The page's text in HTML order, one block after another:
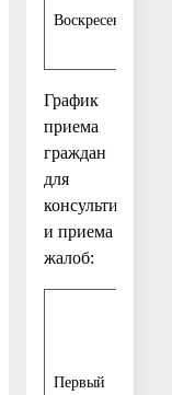
Воскресенье:
График
приема
граждан
для
консультирования
и приема
жалоб:
Первый